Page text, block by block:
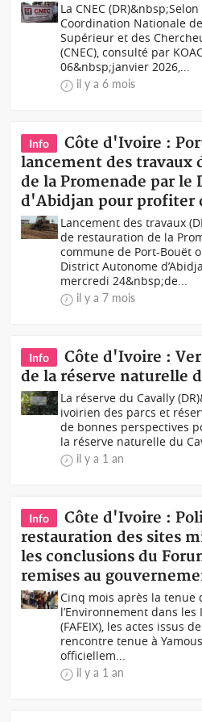
La CNEC
Coordination Nationale
Supérieur et des
(CNEC), consulté par
06&nbsp;janvier 2026,...
il y a 6 mois
Info
Côte d'Ivoire :
lancement des travaux
de la Promenade par le
d'Abidjan pour profiter
Lancement des travaux
de restauration de la
commune de Port-Bouët
District Autonome
mercredi 24&nbsp;de...
il y a 7 mois
Info
Côte d'Ivoire :
de la réserve naturelle
La réserve du Cavally
ivoirien des parcs et
de bonnes perspectives
la réserve naturelle du
il y a 1 an
Info
Côte d'Ivoire :
restauration des sites
les conclusions du
remises au
Cinq mois après la tenue
l’Environnement dans
(FAFEIX), les actes issus
rencontre tenue à
officiellem...
il y a 1 an